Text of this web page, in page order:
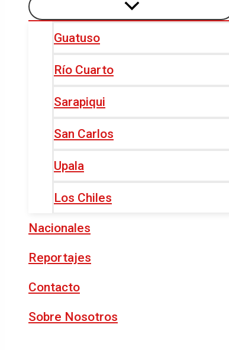
Guatuso
Río Cuarto
Sarapiqui
San Carlos
Upala
Los Chiles
Nacionales
Reportajes
Contacto
Sobre Nosotros